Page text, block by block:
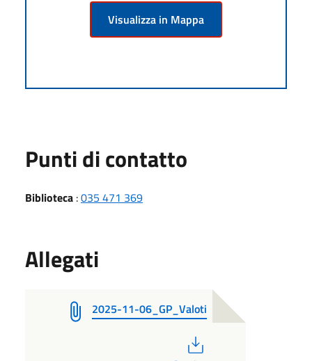
Visualizza in Mappa
Punti di contatto
Biblioteca :035 471 369
Allegati
2025-11-06_GP_Valoti